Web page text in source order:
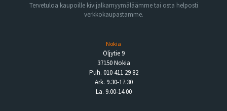
Tervetuloa kaupoille kivijalkamyymäläämme tai osta helposti
verkkokaupastamme.
Nokia
Öljytie 9
37150 Nokia
Puh. 010 411 29 82
Ark. 9.30-17.30
La. 9.00-14.00